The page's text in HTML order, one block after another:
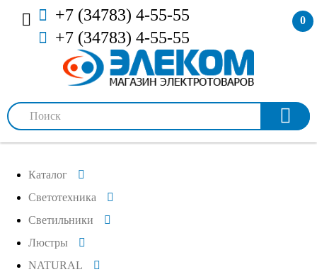
+7 (34783) 4-55-55
+7 (34783) 4-55-55
0
Каталог
Светотехника
Светильники
Люстры
NATURAL